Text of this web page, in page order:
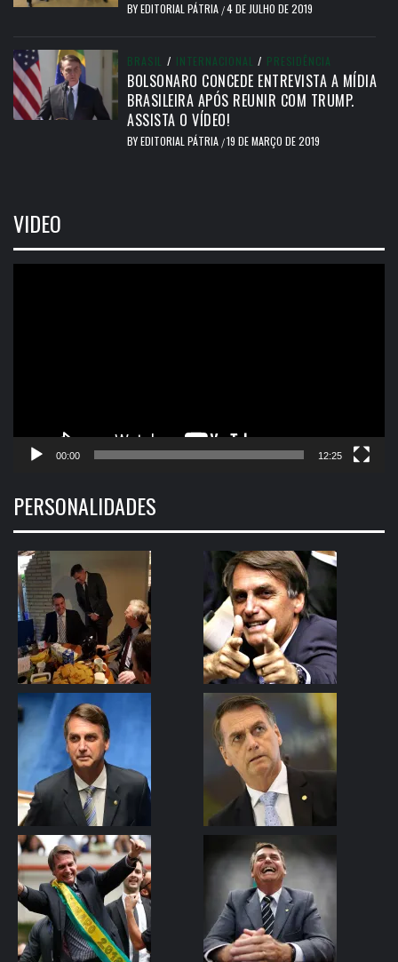
BYEDITORIAL PÁTRIA /4 DE JULHO DE 2019
BRASIL / INTERNACIONAL / PRESIDÊNCIA
BOLSONARO CONCEDE ENTREVISTA A MÍDIA
BRASILEIRA APÓS REUNIR COM TRUMP.
ASSISTA O VÍDEO!
BYEDITORIAL PÁTRIA /19 DE MARÇO DE 2019
VIDEO
00:00 12:25
PERSONALIDADES